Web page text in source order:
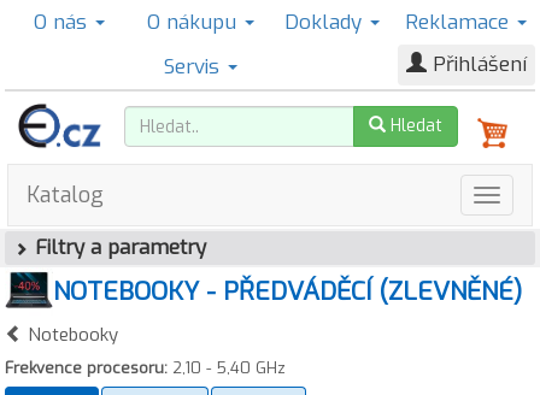
O nás O nákupu Doklady
Reklamace
Servis
Přihlášení
Hledat
Katalog
Filtry a parametry
NOTEBOOKY - PŘEDVÁDĚCÍ (ZLEVNĚNÉ)
Notebooky
Frekvence procesoru: 2,10 - 5,40 GHz